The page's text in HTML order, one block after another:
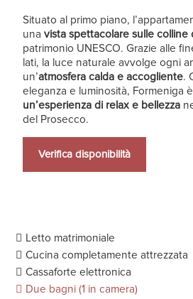
Situato al primo piano,
unavista spettacolare sulle colline
patrimonio UNESCO. Grazie alle
lati, la luce naturale avvolge ogni
un’atmosfera calda e accogliente.
eleganza e luminosità, Formeniga
un’esperienza di relax e bellezza
del Prosecco.
Verifica disponibilità
Letto matrimoniale
Cucina completamente attrezzata
Cassaforte elettronica
Due bagni (1 in camera)